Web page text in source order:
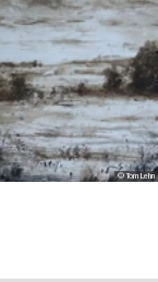
© Tom Lehn